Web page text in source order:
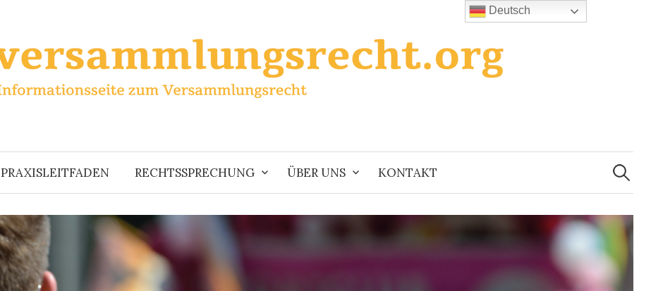
PRAXISLEITFADEN RECHTSSPRECHUNG ÜBER UNS KONTAKT
Suchen
nach:
Deutsch